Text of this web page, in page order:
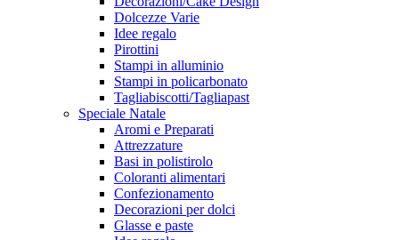
Dolcezze Varie
Idee regalo
Pirottini
Stampi in alluminio
Stampi in policarbonato
Tagliabiscotti/Tagliapast
Speciale Natale
Aromi e Preparati
Attrezzature
Basi in polistirolo
Coloranti alimentari
Confezionamento
Decorazioni per dolci
Glasse e paste